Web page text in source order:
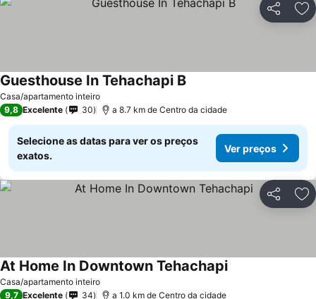
Partilhar
Casa/apartamento inteiro
Guesthouse In Tehachapi BVer preços
9,8 Excelente 30 a 8.7 km de Centro da cidade
Selecione as datas para ver os preços
exatos.
Ver preços
Partilhar
Casa/apartamento inteiro
At Home In Downtown TehachapiVer preços
9,7 Excelente 34 a 1.0 km de Centro da cidade